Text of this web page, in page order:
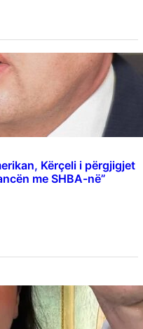
Kërçeli i përgjigjet
me SHBA-në”
atmosferën në dasmën e
gjigant me emra